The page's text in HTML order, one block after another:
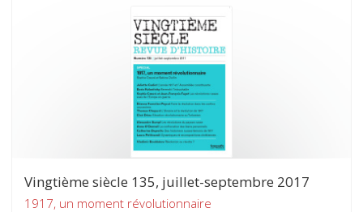
Vingtième siècle 135, juillet-septembre 2017
1917, un moment révolutionnaire